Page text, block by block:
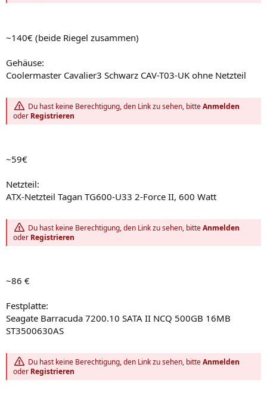
~140€ (beide Riegel zusammen)
Gehäuse:
Coolermaster Cavalier3 Schwarz CAV-T03-UK ohne Netzteil
Du hast keine Berechtigung, den Link zu sehen, bitteAnmelden
oder Registrieren
~59€
Netzteil:
ATX-Netzteil Tagan TG600-U33 2-Force II, 600 Watt
Du hast keine Berechtigung, den Link zu sehen, bitteAnmelden
oder Registrieren
~86 €
Festplatte:
Seagate Barracuda 7200.10 SATA II NCQ 500GB 16MB
ST3500630AS
Du hast keine Berechtigung, den Link zu sehen, bitteAnmelden
oder Registrieren